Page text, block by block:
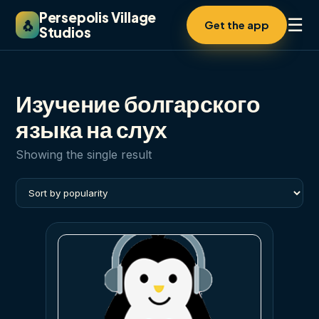
🐧 Persepolis Village
Studios
Get the app ☰
Изучение болгарского
языка на слух
Showing the single result